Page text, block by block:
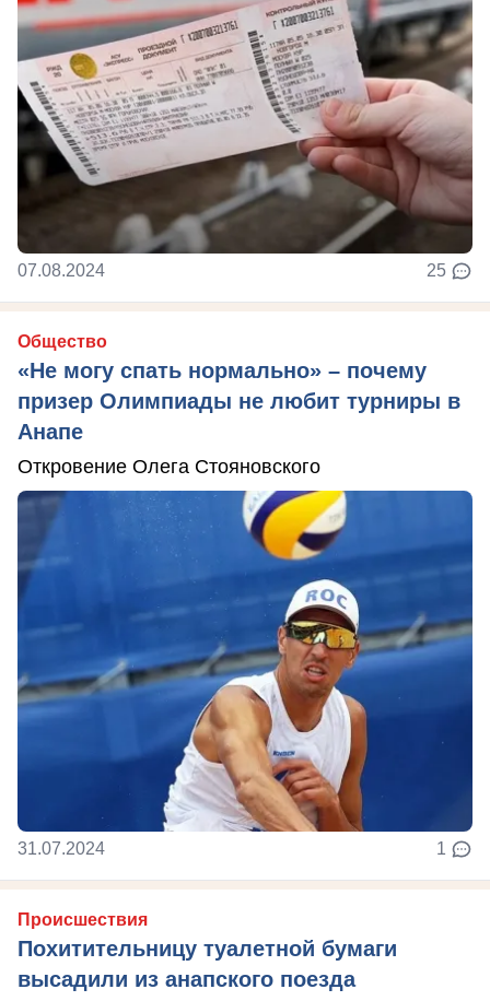
07.08.2024 25
Общество
«Не могу спать нормально» – почему
призер Олимпиады не любит турниры в
Анапе
Откровение Олега Стояновского
31.07.2024 1
Происшествия
Похитительницу туалетной бумаги
высадили из анапского поезда